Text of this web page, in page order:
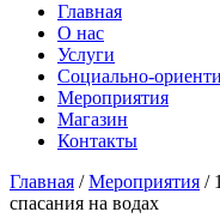
Главная
О нас
Услуги
Социально-
Мероприятия
Магазин
Контакты
Главная /Мероприятия /
спасания на водах